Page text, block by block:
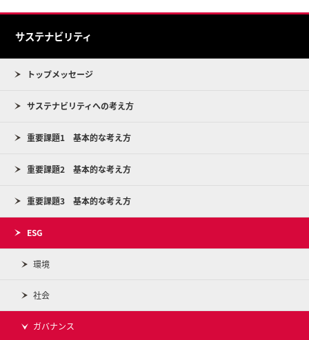
サステナビリティ
トップメッセージ
サステナビリティへの考え方
重要課題1 基本的な考え方
重要課題2 基本的な考え方
重要課題3 基本的な考え方
ESG
環境
社会
ガバナンス